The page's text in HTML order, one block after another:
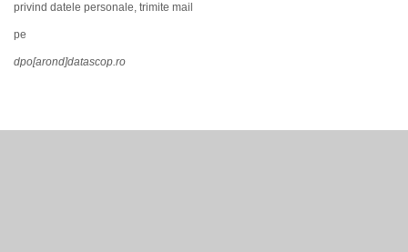
privind datele personale, trimite mail
pe
dpo[arond]datascop.ro